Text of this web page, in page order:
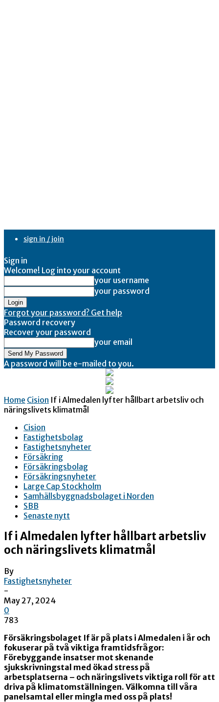
sign in / join
Sign in
Welcome! Log into your account
your username
your password
Forgot your password? Get help
Password recovery
Recover your password
your email
A password will be e-mailed to you.
Home Cision If i Almedalen lyfter hållbart arbetsliv och
näringslivets klimatmål
Cision
Fastighetsbolag
Fastighetsnyheter
Försäkring
Försäkringsbolag
Försäkringsnyheter
Large Cap Stockholm
Samhällsbyggnadsbolaget i Norden
SBB
Senaste nytt
If i Almedalen lyfter hållbart arbetsliv
och näringslivets klimatmål
By
Fastighetsnyheter
-
May 27, 2024
0
783
Försäkringsbolaget If är på plats i Almedalen i år och
fokuserar på två viktiga framtidsfrågor:
Förebyggande insatser mot skenande
sjukskrivningstal med ökad stress på
arbetsplatserna – och näringslivets viktiga roll för att
driva på klimatomställningen. Välkomna till våra
panelsamtal eller mingla med oss på plats!